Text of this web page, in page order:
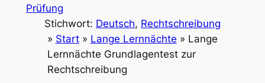
Prüfung
Stichwort: Deutsch, Rechtschreibung
» Start» Lange Lernnächte » Lange
Lernnächte Grundlagentest zur
Rechtschreibung